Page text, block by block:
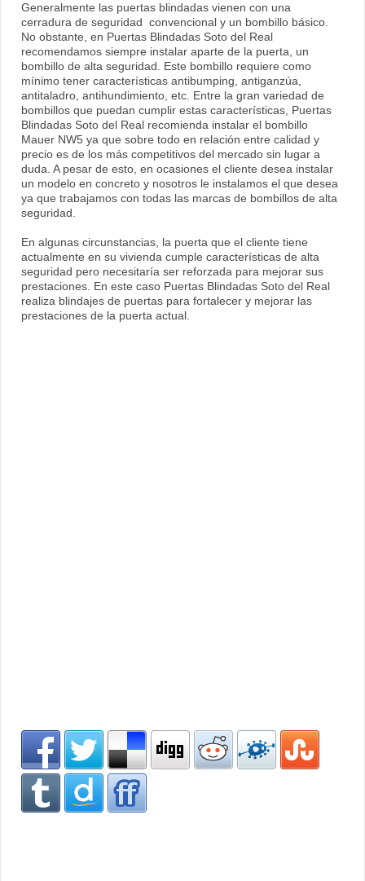
Generalmente las puertas blindadas vienen con una
cerradura de seguridad convencional y un bombillo básico.
No obstante, en Puertas Blindadas Soto del Real
recomendamos siempre instalar aparte de la puerta, un
bombillo de alta seguridad. Este bombillo requiere como
mínimo tener características antibumping, antiganzúa,
antitaladro, antihundimiento, etc. Entre la gran variedad de
bombillos que puedan cumplir estas características, Puertas
Blindadas Soto del Real recomienda instalar el bombillo
Mauer NW5 ya que sobre todo en relación entre calidad y
precio es de los más competitivos del mercado sin lugar a
duda. A pesar de esto, en ocasiones el cliente desea instalar
un modelo en concreto y nosotros le instalamos el que desea
ya que trabajamos con todas las marcas de bombillos de alta
seguridad.
En algunas circunstancias, la puerta que el cliente tiene
actualmente en su vivienda cumple características de alta
seguridad pero necesitaría ser reforzada para mejorar sus
prestaciones. En este caso Puertas Blindadas Soto del Real
realiza blindajes de puertas para fortalecer y mejorar las
prestaciones de la puerta actual.